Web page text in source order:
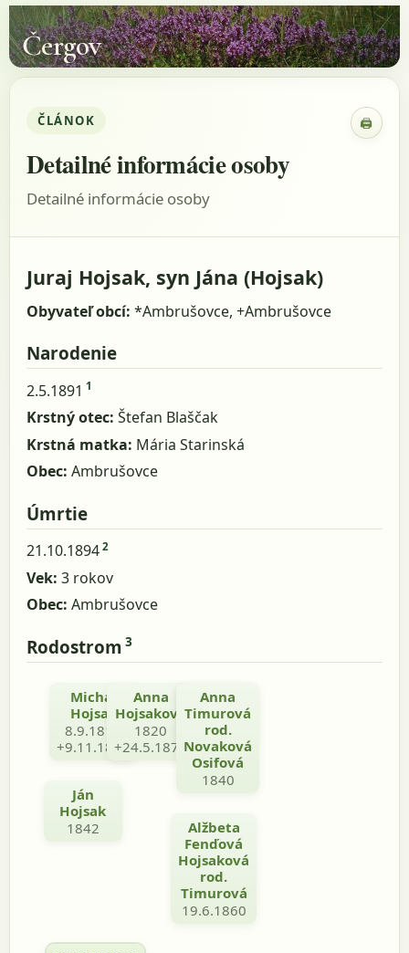
Čergov
ČLÁNOK 🖨
Detailné informácie osoby
Detailné informácie osoby
Juraj Hojsak, syn Jána (Hojsak)
Obyvateľ obcí: *Ambrušovce, +Ambrušovce
Narodenie
2.5.1891 1
Krstný otec: Štefan Blaščak
Krstná matka: Mária Starinská
Obec: Ambrušovce
Úmrtie
21.10.1894 2
Vek: 3 rokov
Obec: Ambrušovce
Rodostrom 3
Michal
Hojsak
8.9.1811
+9.11.1887
Anna
Hojsaková
1820
+24.5.1878
Ján
Hojsak
1842
Michal
Timura
1829
Anna
Timurová
rod.
Novaková
Osifová
1840
Alžbeta
Fenďová
Hojsaková
rod.
Timurová
19.6.1860